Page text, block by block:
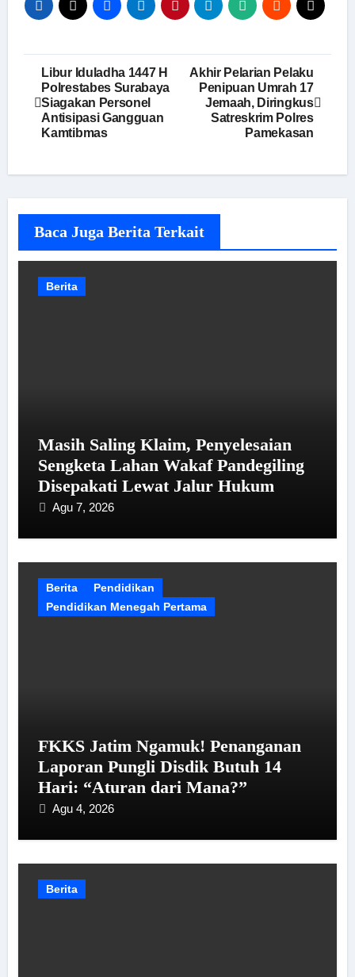
Navigasi
pos
Libur Iduladha 1447 H
Polrestabes Surabaya
Siagakan Personel
Antisipasi Gangguan
Kamtibmas
Akhir Pelarian Pelaku
Penipuan Umrah 17
Jemaah, Diringkus
Satreskrim Polres
Pamekasan
Baca Juga Berita Terkait
Berita
Masih Saling Klaim, Penyelesaian
Sengketa Lahan Wakaf Pandegiling
Disepakati Lewat Jalur Hukum
Agu 7, 2026
Berita
Pendidikan
Pendidikan Menegah Pertama
FKKS Jatim Ngamuk! Penanganan
Laporan Pungli Disdik Butuh 14
Hari: “Aturan dari Mana?”
Agu 4, 2026
Berita